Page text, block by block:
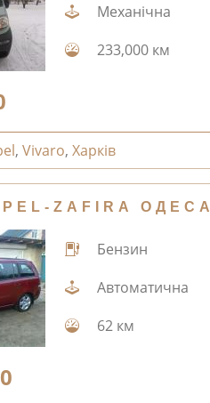
Механічна
233,000 км
,Vivaro,Харків
ZAFIRA ОДЕСА
Бензин
Автоматична
62 км